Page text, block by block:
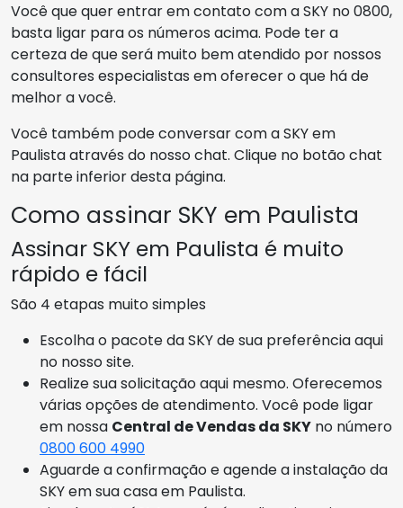
Você que quer entrar em contato com a SKY no 0800,
basta ligar para os números acima. Pode ter a
certeza de que será muito bem atendido por nossos
consultores especialistas em oferecer o que há de
melhor a você.
Você também pode conversar com a SKY em
Paulista através do nosso chat. Clique no botão chat
na parte inferior desta página.
Como assinar SKY em Paulista
Assinar SKY em Paulista é muito
rápido e fácil
São 4 etapas muito simples
Escolha o pacote da SKY de sua preferência aqui
no nosso site.
Realize sua solicitação aqui mesmo. Oferecemos
várias opções de atendimento. Você pode ligar
em nossa Central de Vendas da SKY no número
0800 600 4990
Aguarde a confirmação e agende a instalação da
SKY em sua casa em Paulista.